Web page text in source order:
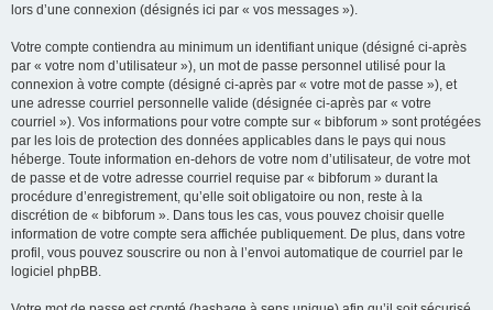
lors d’une connexion (désignés ici par « vos messages »).
Votre compte contiendra au minimum un identifiant unique (désigné ci-après
par « votre nom d’utilisateur »), un mot de passe personnel utilisé pour la
connexion à votre compte (désigné ci-après par « votre mot de passe »), et
une adresse courriel personnelle valide (désignée ci-après par « votre
courriel »). Vos informations pour votre compte sur « bibforum » sont protégées
par les lois de protection des données applicables dans le pays qui nous
héberge. Toute information en-dehors de votre nom d’utilisateur, de votre mot
de passe et de votre adresse courriel requise par « bibforum » durant la
procédure d’enregistrement, qu’elle soit obligatoire ou non, reste à la
discrétion de « bibforum ». Dans tous les cas, vous pouvez choisir quelle
information de votre compte sera affichée publiquement. De plus, dans votre
profil, vous pouvez souscrire ou non à l’envoi automatique de courriel par le
logiciel phpBB.